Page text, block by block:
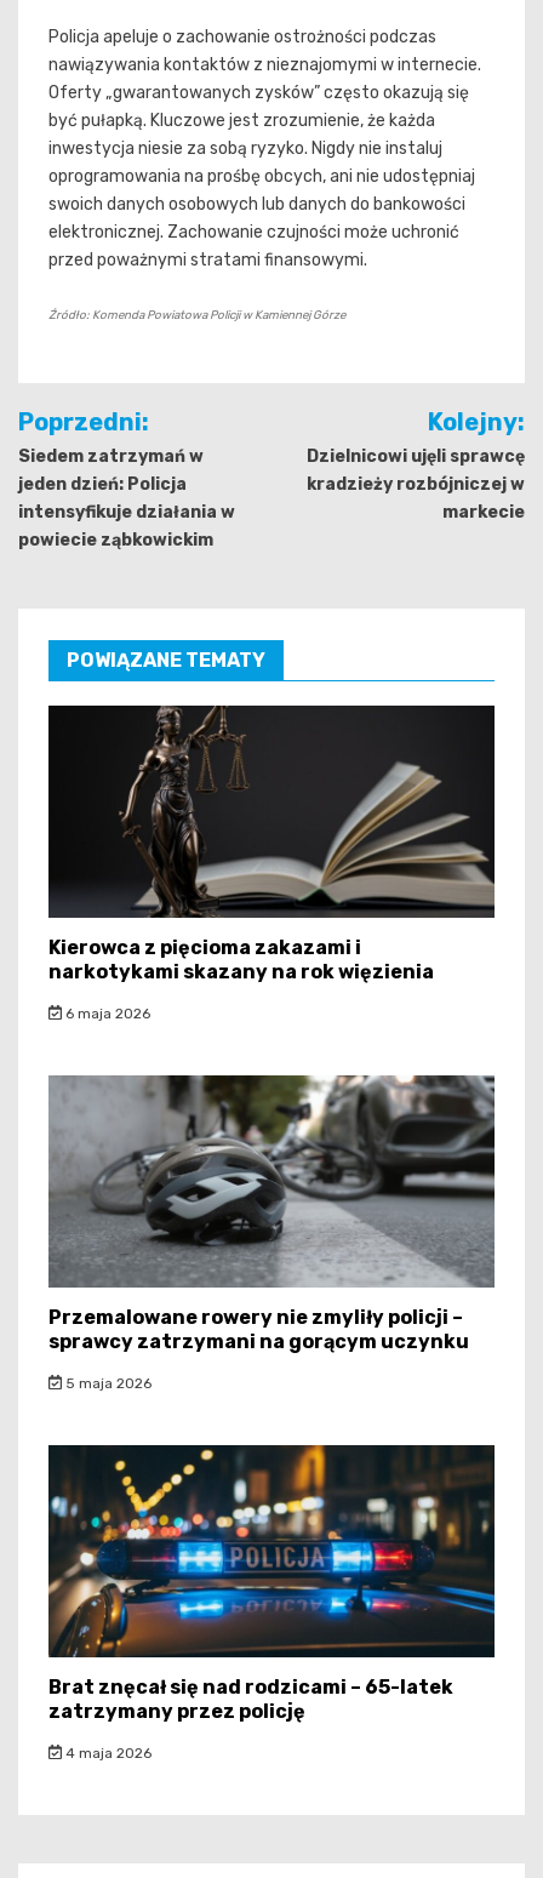
Policja apeluje o zachowanie ostrożności podczas
nawiązywania kontaktów z nieznajomymi w internecie.
Oferty „gwarantowanych zysków” często okazują się
być pułapką. Kluczowe jest zrozumienie, że każda
inwestycja niesie za sobą ryzyko. Nigdy nie instaluj
oprogramowania na prośbę obcych, ani nie udostępniaj
swoich danych osobowych lub danych do bankowości
elektronicznej. Zachowanie czujności może uchronić
przed poważnymi stratami finansowymi.
Źródło: Komenda Powiatowa Policji w Kamiennej Górze
Nawigacja
wpisu
Poprzedni:
Siedem zatrzymań w
jeden dzień: Policja
intensyfikuje działania w
powiecie ząbkowickim
Kolejny:
Dzielnicowi ujęli sprawcę
kradzieży rozbójniczej w
markecie
POWIĄZANE TEMATY
Kierowca z pięcioma zakazami i
narkotykami skazany na rok więzienia
6 maja 2026
Przemalowane rowery nie zmyliły policji –
sprawcy zatrzymani na gorącym uczynku
5 maja 2026
Brat znęcał się nad rodzicami – 65-latek
zatrzymany przez policję
4 maja 2026